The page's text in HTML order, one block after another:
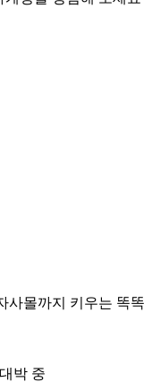
사몰까지 키우는 똑똑
박 중